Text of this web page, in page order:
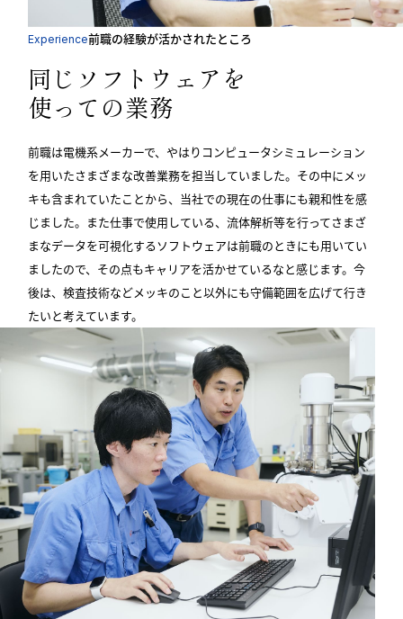
Experience前職の経験が活かされたところ
同じソフトウェアを
使っての業務
前職は電機系メーカーで、やはりコンピュータシミュレーション
を用いたさまざまな改善業務を担当していました。その中にメッ
キも含まれていたことから、当社での現在の仕事にも親和性を感
じました。また仕事で使用している、流体解析等を行ってさまざ
まなデータを可視化するソフトウェアは前職のときにも用いてい
ましたので、その点もキャリアを活かせているなと感じます。今
後は、検査技術などメッキのこと以外にも守備範囲を広げて行き
たいと考えています。